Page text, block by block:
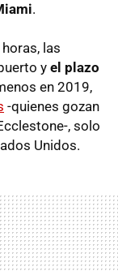
.
las
y el plazo
en 2019,
-quienes gozan
, solo
Unidos.